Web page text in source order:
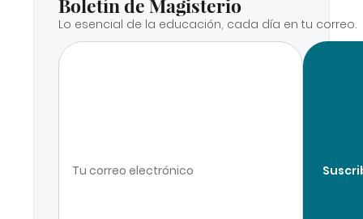
Boletín de Magisterio
Lo esencial de la educación, cada día en tu correo.